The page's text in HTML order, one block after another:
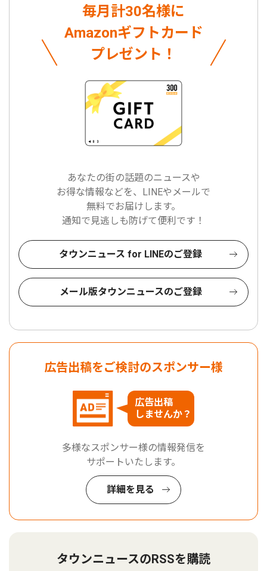
毎月計30名様に
Amazonギフトカード
プレゼント！
あなたの街の話題のニュースや
お得な情報などを、LINEやメールで
無料でお届けします。
通知で見逃しも防げて便利です！
タウンニュース for LINEのご登録
メール版タウンニュースのご登録
広告出稿をご検討のスポンサー様
広告出稿
しませんか？
多様なスポンサー様の情報発信を
サポートいたします。
詳細を見る
タウンニュースのRSSを購読